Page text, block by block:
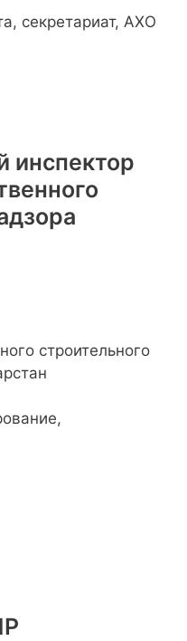
секретариат, АХО
инспектор
строительного